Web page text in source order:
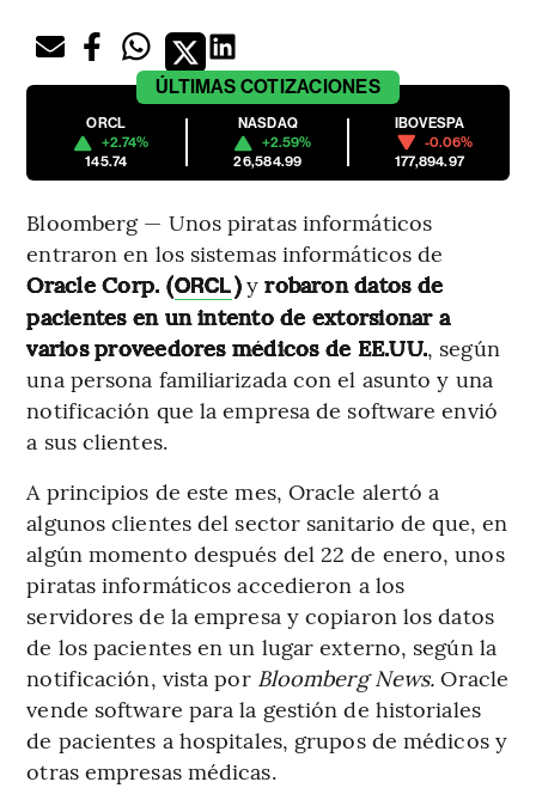
ÚLTIMAS COTIZACIONES
ORCL
+2.74%
145.74
NASDAQ
+2.59%
26,584.99
IBOVESPA
-0.06%
177,894.97
Bloomberg — Unos piratas informáticos
entraron en los sistemas informáticos de
Oracle Corp. (ORCL)yrobaron datos de
pacientes en un intento de extorsionar a
varios proveedores médicos de EE.UU., según
una persona familiarizada con el asunto y una
notificación que la empresa de software envió
a sus clientes.
A principios de este mes, Oracle alertó a
algunos clientes del sector sanitario de que, en
algún momento después del 22 de enero, unos
piratas informáticos accedieron a los
servidores de la empresa y copiaron los datos
de los pacientes en un lugar externo, según la
notificación, vista por Bloomberg News.Oracle
vende software para la gestión de historiales
de pacientes a hospitales, grupos de médicos y
otras empresas médicas.